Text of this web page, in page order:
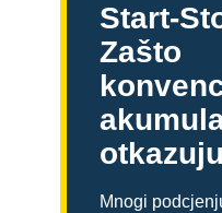
Start-
Zašto
otkazuju
Mnogi